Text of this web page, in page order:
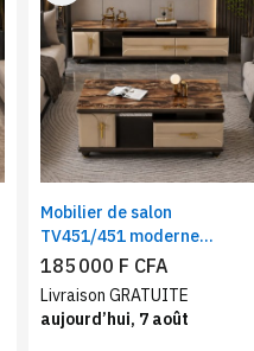
Mobilier de salon
TV451/451 moderne
marron | Ensemble table TV
+ table basse assortie
185 000 F CFA
Livraison GRATUITE
aujourd’hui, 7 août